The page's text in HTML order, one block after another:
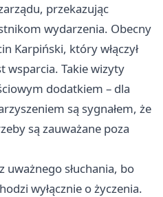
przekazując
wydarzenia. Obecny
Karpiński, który włączył
wsparcia. Takie wizyty
dodatkiem – dla
są sygnałem, że
są zauważane poza
uważnego słuchania, bo
wyłącznie o życzenia.